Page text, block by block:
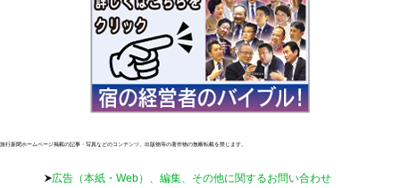
旅行新聞ホームページ掲載の記事・写真などのコンテンツ、出版物等の著作物の無断転載を禁じます。
広告（本紙・Web）、編集、その他に関するお問い合わせ